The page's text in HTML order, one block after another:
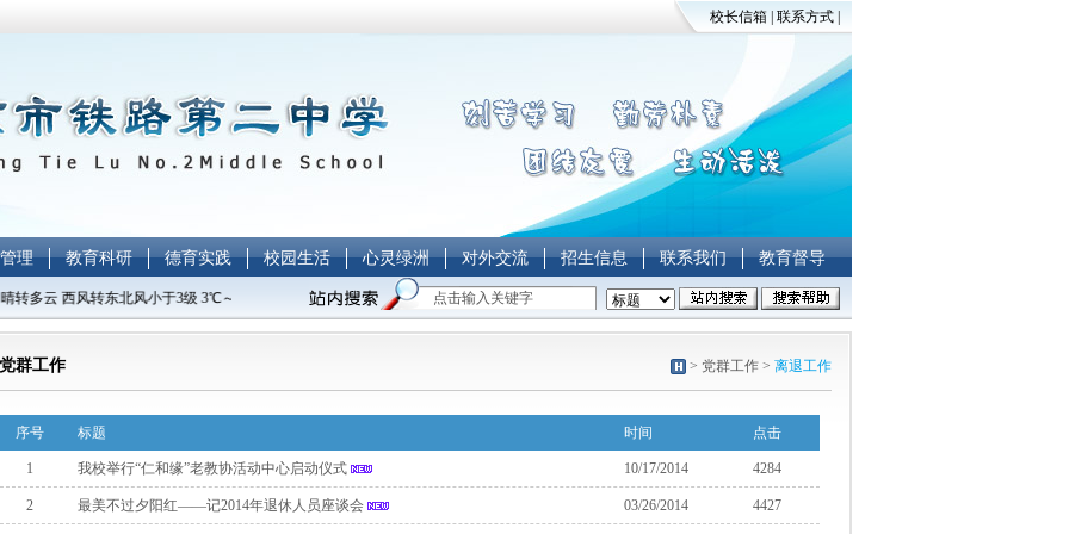
校长信箱 联系方式
理 教育科研 德育实践 校园生活 心灵绿洲 对外交流 招生信息 联系我们 教育督导
多云 西风转东北风小于3级 3℃～-7℃
党群工作 > 党群工作 > 离退工作
序号 标题 时间 点击
1 我校举行“仁和缘”老教协活动中心启动仪式 10/17/2014 4284
2 最美不过夕阳红——记2014年退休人员座谈会 03/26/2014 4427